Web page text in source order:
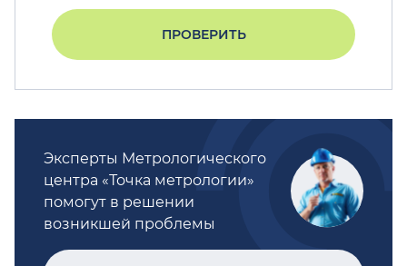
ПРОВЕРИТЬ
Эксперты Метрологического
центра «Точка метрологии»
помогут в решении
возникшей проблемы